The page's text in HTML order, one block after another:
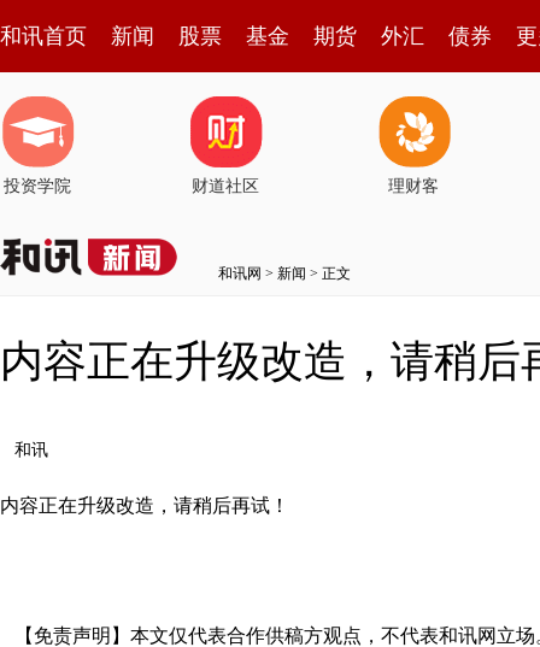
和讯首页 新闻 股票 基金 期货 外汇 债券
投资学院 财道社区 理财客
和讯网 > 新闻 > 正文
内容正在升级改造，请稍后
和讯
内容正在升级改造，请稍后再试！
【免责声明】本文仅代表合作供稿方观点，不代表和讯网立